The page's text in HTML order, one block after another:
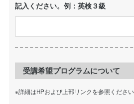
記入ください。例：英検３級
受講希望プログラムについて
※詳細はHPおよび上部リンクを参照ください